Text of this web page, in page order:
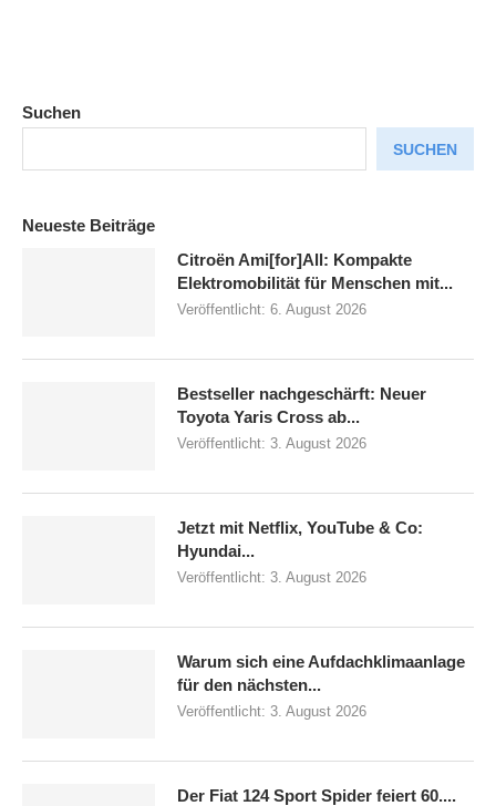
Suchen
SUCHEN
Neueste Beiträge
Citroën Ami[for]All: Kompakte
Elektromobilität für Menschen mit...
Veröffentlicht: 6. August 2026
Bestseller nachgeschärft: Neuer
Toyota Yaris Cross ab...
Veröffentlicht: 3. August 2026
Jetzt mit Netflix, YouTube & Co:
Hyundai...
Veröffentlicht: 3. August 2026
Warum sich eine Aufdachklimaanlage
für den nächsten...
Veröffentlicht: 3. August 2026
Der Fiat 124 Sport Spider feiert 60....